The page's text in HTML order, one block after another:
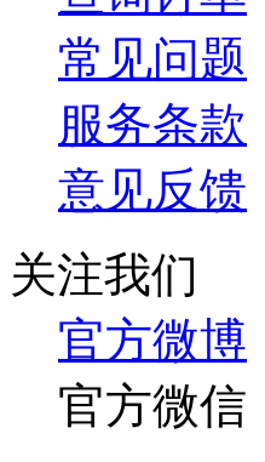
常见问题
服务条款
意见反馈
关注我们
官方微博
官方微信